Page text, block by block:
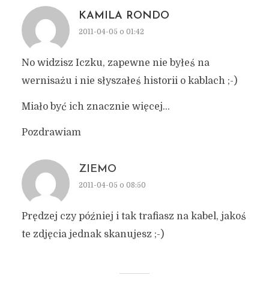
KAMILA RONDO
2011-04-05 o 01:42
No widzisz Iczku, zapewne nie byłeś na
wernisażu i nie słyszałeś historii o kablach ;-)
Miało być ich znacznie więcej…
Pozdrawiam
ZIEMO
2011-04-05 o 08:50
Prędzej czy później i tak trafiasz na kabel, jakoś
te zdjęcia jednak skanujesz ;-)